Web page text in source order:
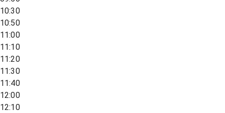
10:30
10:50
11:00
11:10
11:20
11:30
11:40
12:00
12:10